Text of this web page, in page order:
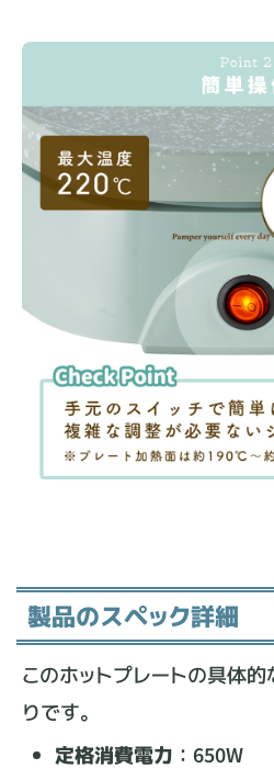
製品のスペック詳細
このホットプレートの具体
りです。
定格消費電力 ：650W